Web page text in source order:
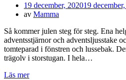
Publicerad
den
19 december, 202019
av Mamma
Så kommer julen steg för steg. Ena
adventsstjärnor och adventsljusstake
tomteparad i fönstren och lussebak.
trägolv i storstugan. I hela…
Läs mer